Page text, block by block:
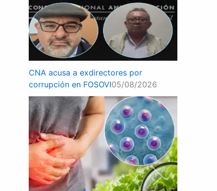
CNA acusa a exdirectores por
corrupción en FOSOVI05/08/2026